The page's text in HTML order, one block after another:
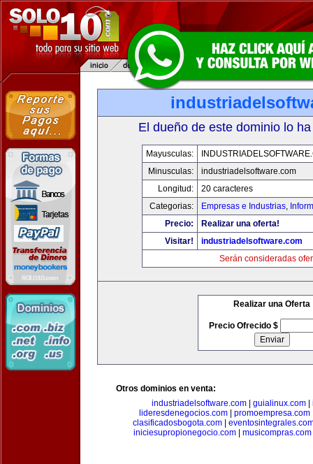
El dueño de este dominio lo
Mayusculas:
Minusculas:
industriadelsoftware.com
Longitud:
20 caracteres
Categorias:
Empresas e Industrias,
Precio:
Realizar una oferta!
Visitar!
industriadelsoftware.com
Serán consideradas
Realizar una Oferta
Precio Ofrecido $
Otros dominios en venta:
industriadelsoftware.com| guialinux.com|
lideresdenegocios.com
promoempresa.com
clasificadosbogota.com
iniciesupropionegocio.com
musicompras.com